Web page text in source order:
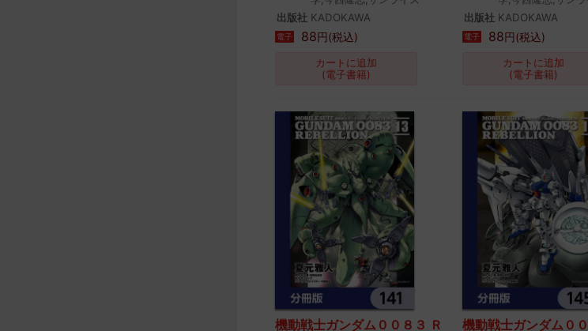
出版社 KADOKAWA
電子 88円(税込)
カートに追加
(電子書籍)
出版社 KADOKAWA
電子 88円(税込)
カートに追加
(電子書籍)
機動戦士ガンダム００８３ Ｒ 機動戦士ガンダム０